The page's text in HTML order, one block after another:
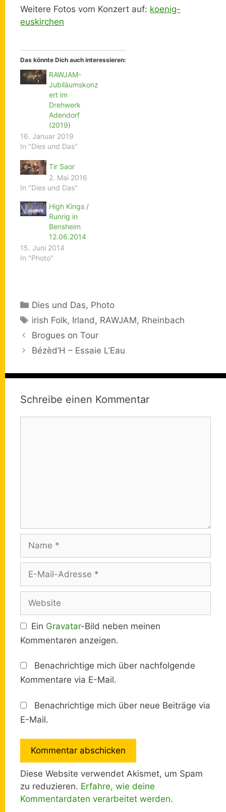
Weitere Fotos vom Konzert auf: koenig-
euskirchen
Das könnte Dich auch interessieren:
RAWJAM-
Jubiläumskonz
ert im
Drehwerk
Adendorf
(2019)
16. Januar 2019
In "Dies und Das"
Tir Saor
2. Mai 2016
In "Dies und Das"
High Kings /
Runrig in
Bensheim
12.06.2014
15. Juni 2014
In "Photo"
Kategorien
Dies und Das, Photo
Schlagwörter
irish Folk, Irland , RAWJAM, Rheinbach
Brogues on Tour
Bézèd’H – Essaie L’Eau
Schreibe einen Kommentar
Mail-
Adresse
Ein Gravatar-Bild neben meinen
Kommentaren anzeigen.
Benachrichtige mich über nachfolgende
Kommentare via E-Mail.
Benachrichtige mich über neue Beiträge via
E-Mail.
Diese Website verwendet Akismet, um Spam
zu reduzieren. Erfahre, wie deine
Kommentardaten verarbeitet werden.